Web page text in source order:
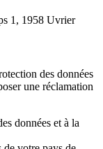
1, 1958 Uvrier
des données
une réclamation
données et à la